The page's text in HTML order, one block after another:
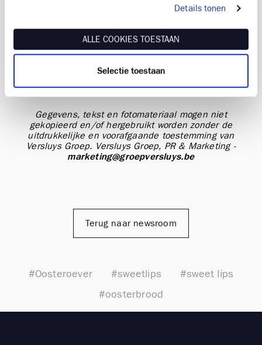
Details tonen
ALLE COOKIES TOESTAAN
Selectie toestaan
copyright beeldmateriaal
Sweet Lips
-
Gegevens, tekst en fotomateriaal mogen niet
gekopieerd en/of hergebruikt worden zonder de
uitdrukkelijke en voorafgaande toestemming van
Versluys Groep. Versluys Groep, PR & Marketing -
marketing@groepversluys.be
Terug naar newsroom
#Oosteroever #sweetlips
#sweet lips
#oosterbrood